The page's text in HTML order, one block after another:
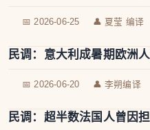
📅 2026-06-25 👤 夏莹 编译
民调：意大利成暑期欧洲
📅 2026-06-20 👤 李朔编译
民调：超半数法国人曾因